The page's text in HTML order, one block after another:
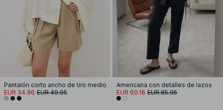
Pantalón corto ancho de tiro medio
EUR 34.96 EUR 49.95
Americana con detalles de lazos
EUR 60.16 EUR 85.95